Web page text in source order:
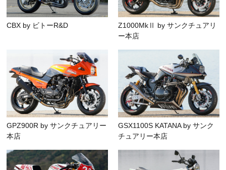
CBX by ビトーR&D
Z1000MkⅡ by サンクチュアリ
ー本店
GPZ900R by サンクチュアリー
本店
GSX1100S KATANA by サンク
チュアリー本店